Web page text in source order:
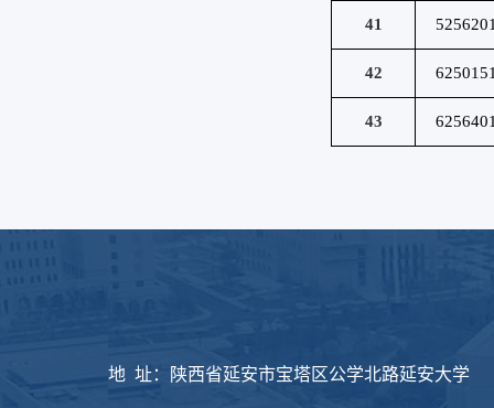
41
42
43
地 址：陕西省延安市宝塔区公学北路延安大学